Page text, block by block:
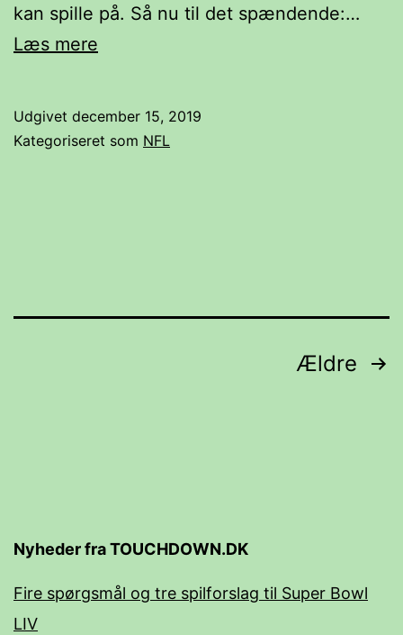
kan spille på. Så nu til det spændende:…
Læs mere
NFL
Udgivet december 15, 2019
Kategoriseret som NFL
Ældre
Nyheder fra TOUCHDOWN.DK
Fire spørgsmål og tre spilforslag til Super Bowl
LIV